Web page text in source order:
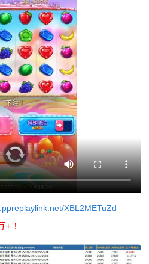
XBL2METuZd
！